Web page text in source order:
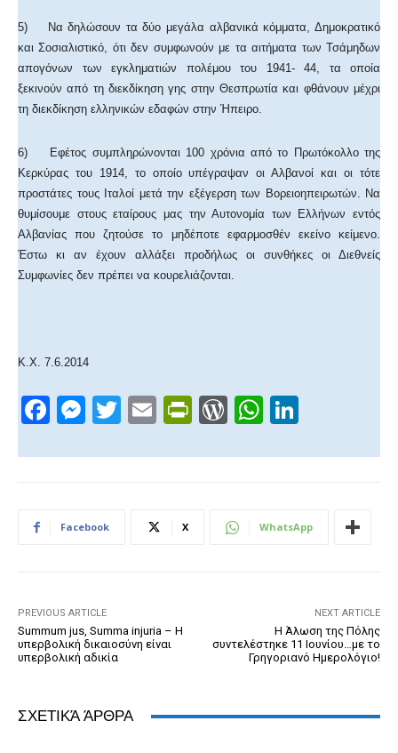
5) Να δηλώσουν τα δύο μεγάλα αλβανικά κόμματα, Δημοκρατικό
και Σοσιαλιστικό, ότι δεν συμφωνούν με τα αιτήματα των Τσάμηδων
απογόνων των εγκληματιών πολέμου του 1941- 44, τα οποία
ξεκινούν από τη διεκδίκηση γης στην Θεσπρωτία και φθάνουν μέχρι
τη διεκδίκηση ελληνικών εδαφών στην Ήπειρο.
6) Εφέτος συμπληρώνονται 100 χρόνια από το Πρωτόκολλο της
Κερκύρας του 1914, το οποίο υπέγραψαν οι Αλβανοί και οι τότε
προστάτες τους Ιταλοί μετά την εξέγερση των Βορειοηπειρωτών. Να
θυμίσουμε στους εταίρους μας την Αυτονομία των Ελλήνων εντός
Αλβανίας που ζητούσε το μηδέποτε εφαρμοσθέν εκείνο κείμενο.
Έστω κι αν έχουν αλλάξει προδήλως οι συνθήκες οι Διεθνείς
Συμφωνίες δεν πρέπει να κουρελιάζονται.
Κ.Χ. 7.6.2014
F
c
b
k
M
ss
n
T
tt
E
ail
Pr
tF
W
d
e
W
at
A
k
dI
Facebook X WhatsApp
PREVIOUS ARTICLE
Summum jus, Summa injuria – H
υπερβολική δικαιοσύνη είναι
υπερβολική αδικία
NEXT ARTICLE
Η Άλωση της Πόλης
συντελέστηκε 11 Ιουνίου…με το
Γρηγοριανό Ημερολόγιο!
ΣΧΕΤΙΚΆ ΆΡΘΡΑ